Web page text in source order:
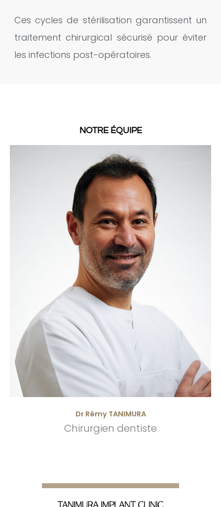
Ces cycles de stérilisation garantissent un
traitement chirurgical sécurisé pour éviter
les infections post-opératoires.
NOTRE ÉQUIPE
Dr Rémy TANIMURA
Chirurgien dentiste